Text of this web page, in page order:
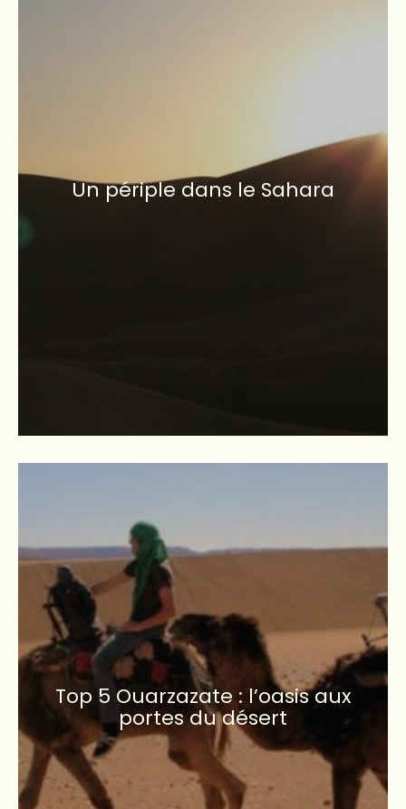
Un périple dans le Sahara
Top 5 Ouarzazate : l’oasis aux
portes du désert